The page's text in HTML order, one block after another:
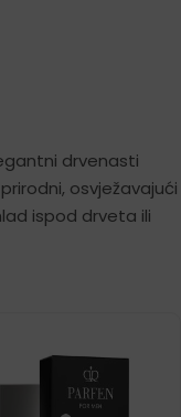
drvenasti
osvježavajući
ispod drveta ili